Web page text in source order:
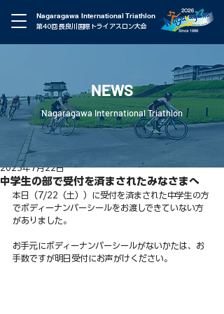
Nagaragawa International Triathlon
第40回 長良川国際トライアスロン大会
中学生の部で受付を済まされたみなさまへ
2023年7月22日
本日（7/22（土））に受付を済まされた中学生の方
でボディーナンバーシールをお渡しできていない方
がありました。
お手元にボディーナンバーシールがないかたは、お
手数ですが明日受付にお声がけください。
NEWS
Nagaragawa International Triathlon